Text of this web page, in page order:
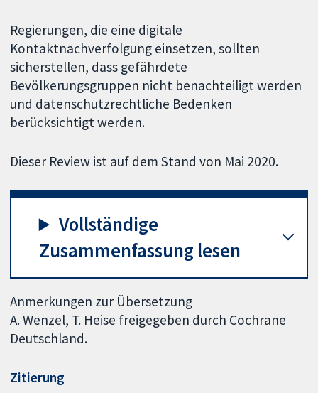
Regierungen, die eine digitale
Kontaktnachverfolgung einsetzen, sollten
sicherstellen, dass gefährdete
Bevölkerungsgruppen nicht benachteiligt werden
und datenschutzrechtliche Bedenken
berücksichtigt werden.
Dieser Review ist auf dem Stand von Mai 2020.
Vollständige
Zusammenfassung lesen
Anmerkungen zur Übersetzung
A. Wenzel, T. Heise freigegeben durch Cochrane
Deutschland.
Zitierung